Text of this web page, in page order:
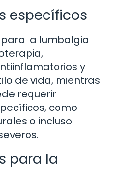
específicos
la lumbalgia
y
de vida, mientras
requerir
como
o incluso
para la